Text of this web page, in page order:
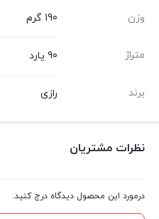
وزن 190 گرم
متراژ 90 یارد
برند رازی
نظرات مشتریان
درمورد این محصول دیدگاه درج کنید.